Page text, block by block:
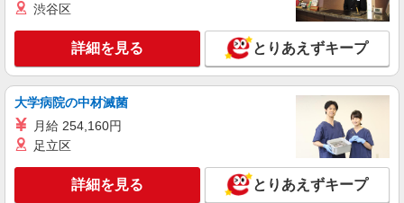
渋谷区
詳細を見る とりあえずキープ
大学病院の中材滅菌
月給 254,160円
足立区
詳細を見る とりあえずキープ